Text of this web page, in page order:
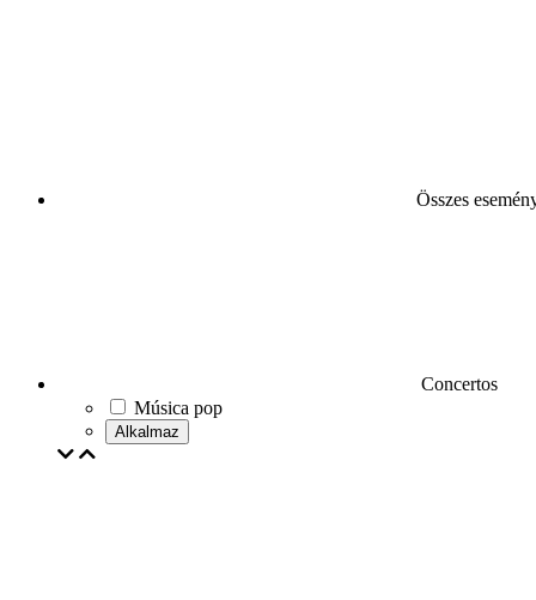
Összes
Concertos
Música pop
Alkalmaz